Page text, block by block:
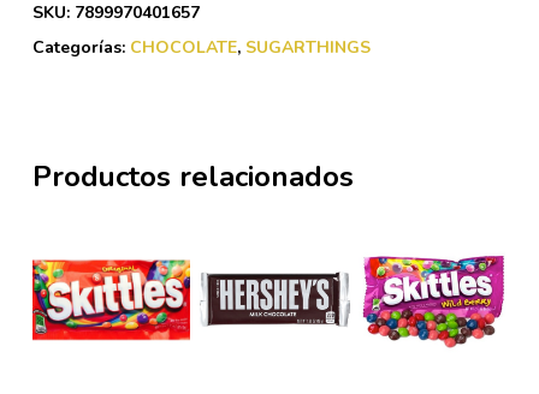
SKU: 7899970401657
Categorías: CHOCOLATE, SUGARTHINGS
Productos relacionados